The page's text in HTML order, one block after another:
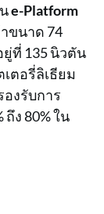
e-Platform
ขนาด 74
ที่ 135 นิวตัน
ตอรี่ลิเธียม
งรับการ
ง 80% ใน